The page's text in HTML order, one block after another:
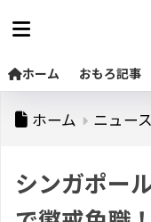
ホーム おもろ記事
ホーム ニュース
シンガポー